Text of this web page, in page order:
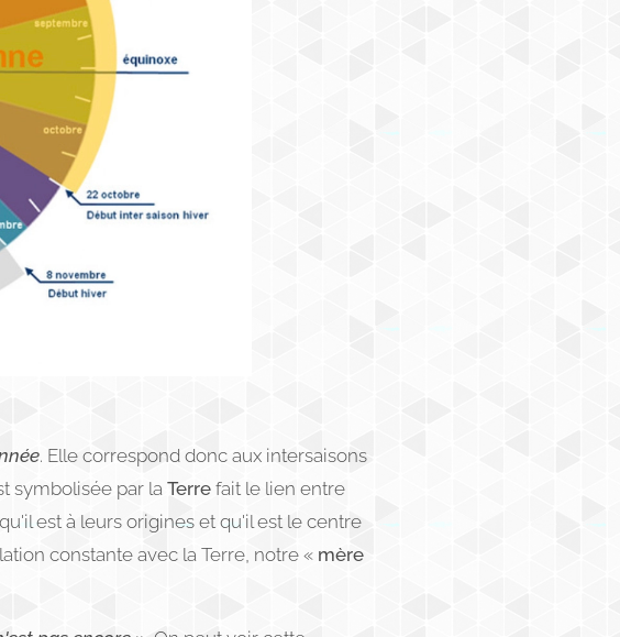
. Elle correspond donc aux intersaisons
symbolisée par laTerrefait le lien entre
est à leurs origines et qu'il est le centre
constante avec la Terre, notre « mère